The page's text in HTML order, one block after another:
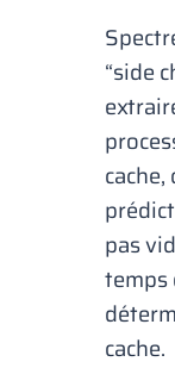
“side
pas
temps
cache.